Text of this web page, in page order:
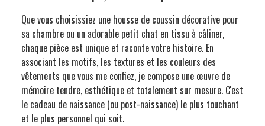
Que vous choisissiez une housse de coussin décorative pour
sa chambre ou un adorable petit chat en tissu à câliner,
chaque pièce est unique et raconte votre histoire. En
associant les motifs, les textures et les couleurs des
vêtements que vous me confiez, je compose une œuvre de
mémoire tendre, esthétique et totalement sur mesure. C'est
le cadeau de naissance (ou post-naissance) le plus touchant
et le plus personnel qui soit.